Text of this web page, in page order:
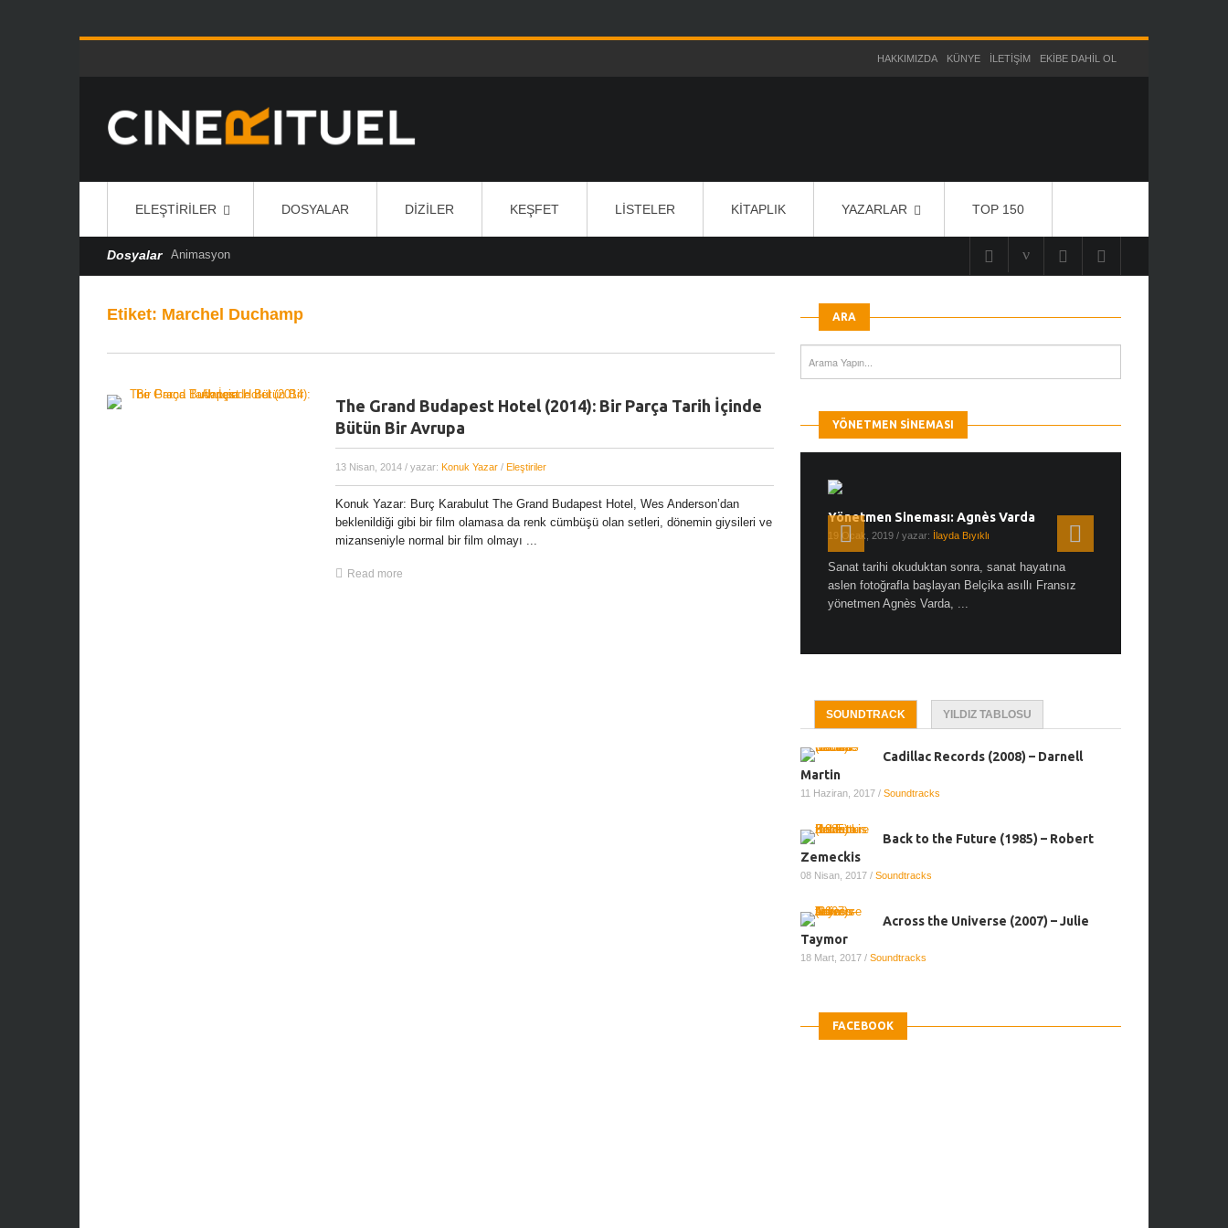
HAKKIMIZDA KÜNYE İLETIŞIM EKIBE DAHIL OL
ELEŞTIRILER DOSYALAR DIZILER KEŞFET LISTELER KITAPLIK YAZARLAR TOP 150
Dosyalar Animasyon
Etiket: Marchel Duchamp
The Grand Budapest Hotel (2014): Bir Parça Tarih İçinde
Bütün Bir Avrupa
13 Nisan, 2014 / yazar: Konuk Yazar/ Eleştiriler
Konuk Yazar: Burç Karabulut The Grand Budapest Hotel, Wes Anderson’dan
beklenildiği gibi bir film olamasa da renk cümbüşü olan setleri, dönemin giysileri ve
mizanseniyle normal bir film olmayı ...
Read more
ARA
YÖNETMEN SINEMASI
Yönetmen Sineması: Jane Campion Yönetmen Sineması: Agnès Varda
19 Ocak, 2019 / yazar: İlayda Bıyıklı
Sanat tarihi okuduktan sonra, sanat hayatına
aslen fotoğrafla başlayan Belçika asıllı Fransız
yönetmen Agnès Varda, ...
Yönetmen
SOUNDTRACK YILDIZ TABLOSU
Cadillac Records (2008) – Darnell
Martin
11 Haziran, 2017 / Soundtracks
Back to the Future (1985) – Robert
Zemeckis
08 Nisan, 2017 / Soundtracks
Across the Universe (2007) – Julie
Taymor
18 Mart, 2017 / Soundtracks
FACEBOOK